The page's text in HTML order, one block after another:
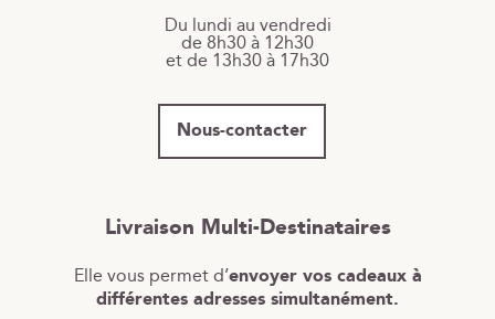
Du lundi au vendredi
de 8h30 à 12h30
et de 13h30 à 17h30
Nous-contacter
Livraison Multi-Destinataires
Elle vous permet d’envoyer vos cadeaux à
différentes adresses simultanément.